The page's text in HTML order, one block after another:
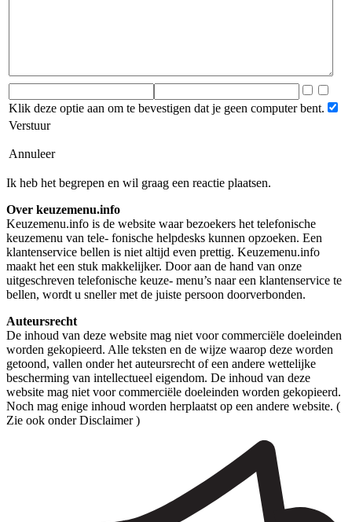
Klik deze optie aan om te bevestigen dat je geen computer bent.
Verstuur
Annuleer
Ik heb het begrepen en wil graag een reactie plaatsen.
Over keuzemenu.info
Keuzemenu.info is de website waar bezoekers het telefonische
keuzemenu van tele- fonische helpdesks kunnen opzoeken. Een
klantenservice bellen is niet altijd even prettig. Keuzemenu.info
maakt het een stuk makkelijker. Door aan de hand van onze
uitgeschreven telefonische keuze- menu’s naar een klantenservice te
bellen, wordt u sneller met de juiste persoon doorverbonden.
Auteursrecht
De inhoud van deze website mag niet voor commerciële doeleinden
worden gekopieerd. Alle teksten en de wijze waarop deze worden
getoond, vallen onder het auteursrecht of een andere wettelijke
bescherming van intellectueel eigendom. De inhoud van deze
website mag niet voor commerciële doeleinden worden gekopieerd.
Noch mag enige inhoud worden herplaatst op een andere website. (
Zie ook onder Disclaimer )